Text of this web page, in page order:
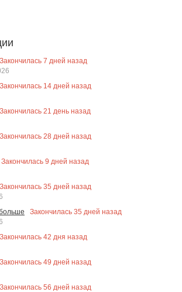
Закончилась 7 дней назад
Закончилась 14 дней назад
Закончилась 21 день назад
Закончилась 28 дней назад
Закончилась 9 дней назад
Закончилась 35 дней назад
Закончилась 35 дней назад
Закончилась 42 дня назад
Закончилась 49 дней назад
Закончилась 56 дней назад